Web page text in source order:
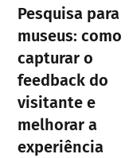
Pesquisa para
museus: como
capturar o
feedback do
visitante e
melhorar a
experiência